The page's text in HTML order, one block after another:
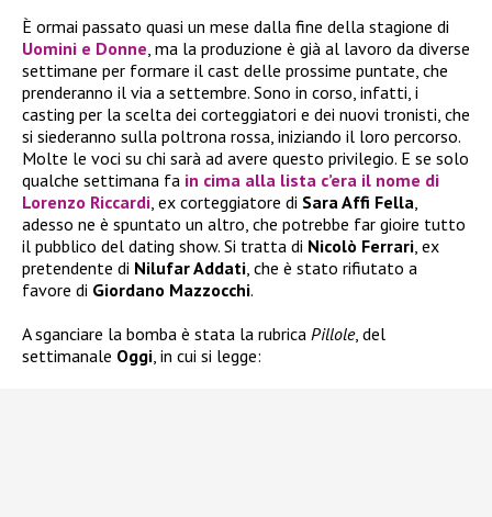
È ormai passato quasi un mese dalla fine della stagione di
Uomini e Donne, ma la produzione è già al lavoro da diverse
settimane per formare il cast delle prossime puntate, che
prenderanno il via a settembre. Sono in corso, infatti, i
casting per la scelta dei corteggiatori e dei nuovi tronisti, che
si siederanno sulla poltrona rossa, iniziando il loro percorso.
Molte le voci su chi sarà ad avere questo privilegio. E se solo
qualche settimana fa in cima alla lista c’era il nome di
Lorenzo Riccardi, ex corteggiatore di Sara Affi Fella,
adesso ne è spuntato un altro, che potrebbe far gioire tutto
il pubblico del dating show. Si tratta di Nicolò Ferrari, ex
pretendente di Nilufar Addati, che è stato rifiutato a
favore di Giordano Mazzocchi.
A sganciare la bomba è stata la rubrica Pillole, del
settimanale Oggi, in cui si legge: